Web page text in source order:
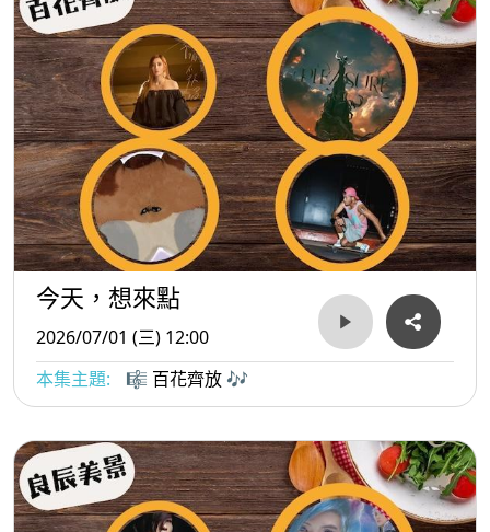
今天，想來點
2026/07/01 (三) 12:00
本集主題:
🎼 百花齊放 🎶